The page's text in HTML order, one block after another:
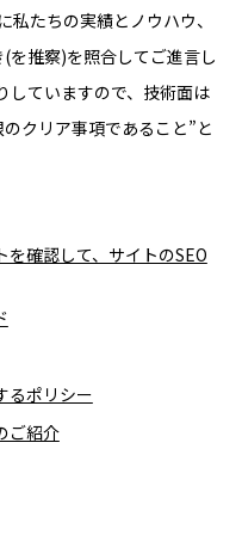
たちの実績とノウハウ、
推察)を照合してご進言し
していますので、技術面は
クリア事項であること”と
確認して、サイトのSEO
るポリシー
ご紹介